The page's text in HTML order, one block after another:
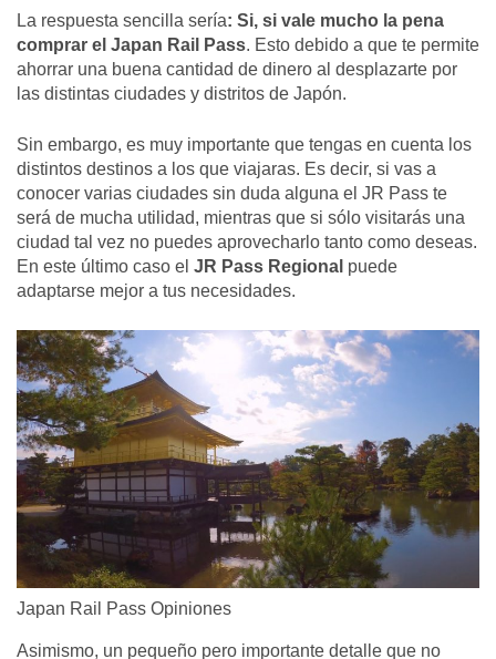
La respuesta sencilla sería: Si, si vale mucho la pena
comprar el Japan Rail Pass. Esto debido a que te permite
ahorrar una buena cantidad de dinero al desplazarte por
las distintas ciudades y distritos de Japón.
Sin embargo, es muy importante que tengas en cuenta los
distintos destinos a los que viajaras. Es decir, si vas a
conocer varias ciudades sin duda alguna el JR Pass te
será de mucha utilidad, mientras que si sólo visitarás una
ciudad tal vez no puedes aprovecharlo tanto como deseas.
En este último caso el JR Pass Regional puede
adaptarse mejor a tus necesidades.
Japan Rail Pass Opiniones
Asimismo, un pequeño pero importante detalle que no